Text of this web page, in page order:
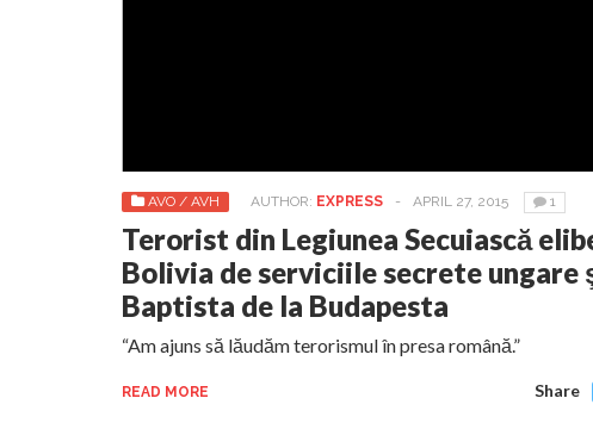
AVO / AVH AUTHOR: EXPRESS - APRIL 27, 2015 1
Terorist din Legiunea Secuiască
Bolivia de serviciile secrete ungare
Baptista de la Budapesta
“Am ajuns să lăudăm terorismul în presa română.”
READ MORE Share